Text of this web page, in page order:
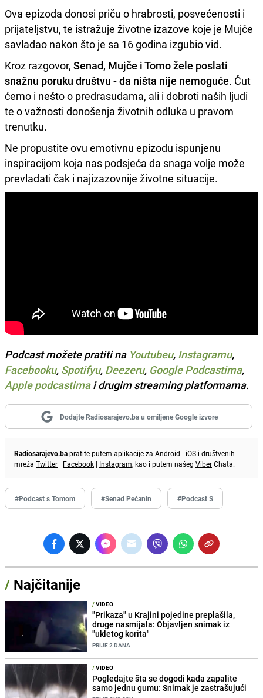
Ova epizoda donosi priču o hrabrosti, posvećenosti i
prijateljstvu, te istražuje životne izazove koje je Mujče
savladao nakon što je sa 16 godina izgubio vid.
Kroz razgovor, Senad, Mujče i Tomo žele poslati
snažnu poruku društvu - da ništa nije nemoguće. Čut
ćemo i nešto o predrasudama, ali i dobroti naših ljudi
te o važnosti donošenja životnih odluka u pravom
trenutku.
Ne propustite ovu emotivnu epizodu ispunjenu
inspiracijom koja nas podsjeća da snaga volje može
prevladati čak i najizazovnije životne situacije.
Podcast možete pratiti na Youtubeu, Instagramu,
Facebooku, Spotifyu, Deezeru, Google Podcastima,
Apple podcastimai drugim streaming platformama.
Dodajte Radiosarajevo.ba u omiljene Google izvore
Radiosarajevo.bapratite putem aplikacije za Android | iOS i društvenih
mreža Twitter | Facebook | Instagram, kao i putem našeg ViberChata.
#Podcast s Tomom #Senad Pećanin #Podcast S
/ Najčitanije
/VIDEO
"Prikaza" u Krajini pojedine preplašila,
druge nasmijala: Objavljen snimak iz
"ukletog korita"
PRIJE 2 DANA
/VIDEO
Pogledajte šta se dogodi kada zapalite
samo jednu gumu: Snimak je zastrašujući